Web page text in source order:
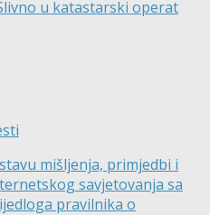
u katastarski operat
mišljenja, primjedbi i
savjetovanja sa
pravilnika o